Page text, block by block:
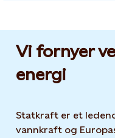
Vi fornyer
energi
Statkraft er et
vannkraft og